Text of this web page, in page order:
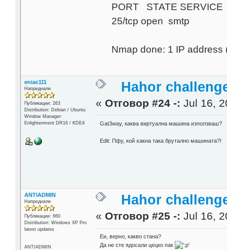
PORT STATE SERVICE
25/tcp open smtp
Nmap done: 1 IP
eniac111
Напреднали
Публикации: 263
Distribution: Debian / Ubuntu
Window Manager:
Enlightenment DR16 / KDE4
Hahor
« Отговор #24 -: Jul 16,
Gat3way, каква виртуална машина използваш?
Edit: Пфу, кой хакна така брутално машината?!
ANTIADMIN
Напреднали
Публикации: 660
Distribution: Windows XP Pro
latest updates
ANTIADMIN
Hahor
« Отговор #25 -: Jul 16,
Еи, верно, какво стана?
Да не сте ядосали цецко пак